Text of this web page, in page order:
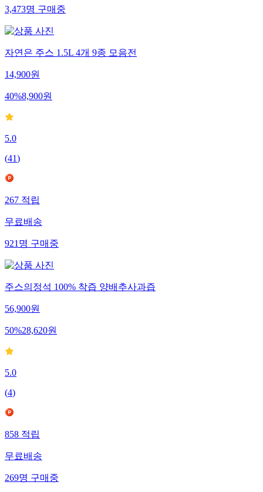
3,473명구매중
자연은 주스 1.5L 4개 9종 모음전
14,900원
40%8,900원
5.0
(41)
267적립
무료배송
921명구매중
주스의정석 100% 착즙 양배추사과즙
56,900원
50%28,620원
5.0
(4)
858적립
무료배송
269명구매중